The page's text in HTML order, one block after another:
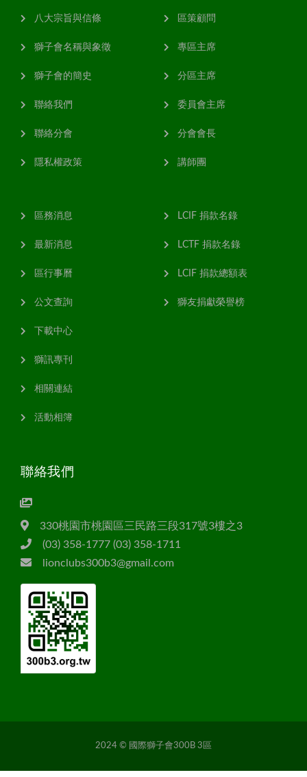
八大宗旨與信條
獅子會名稱與象徵
獅子會的簡史
聯絡我們
聯絡分會
隱私權政策
區策顧問
專區主席
分區主席
委員會主席
分會會長
講師團
區務消息
最新消息
區行事曆
公文查詢
下載中心
獅訊專刊
相關連結
活動相簿
LCIF 捐款名錄
LCTF 捐款名錄
LCIF 捐款總額表
獅友捐獻榮譽榜
聯絡我們
330桃園市桃園區三民路三段317號3樓之3
(03) 358-1777 (03) 358-1711
lionclubs300b3@gmail.com
2024 © 國際獅子會300B 3區